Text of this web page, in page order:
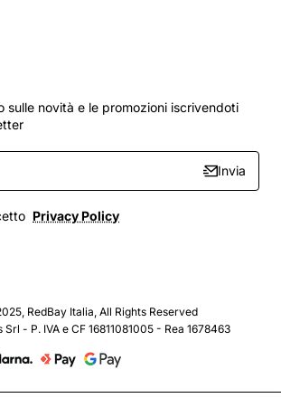
sulle novità e le promozioni iscrivendoti
Invia
Privacy Policy
RedBay Italia, All Rights Reserved
- P. IVA e CF 16811081005 - Rea 1678463